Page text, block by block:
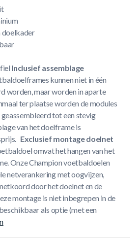
doelkader
Inclusief assemblage
kunnen niet in één
worden, maar worden in aparte
ter plaatse worden de modules
tot een stevig
van het doelframe is
Exclusief montage doelnet
omvat het hangen van het
Onze Champion voetbaldoelen
netverankering met oogvijzen,
door het doelnet en de
montage is niet inbegrepen in de
als optie (met een